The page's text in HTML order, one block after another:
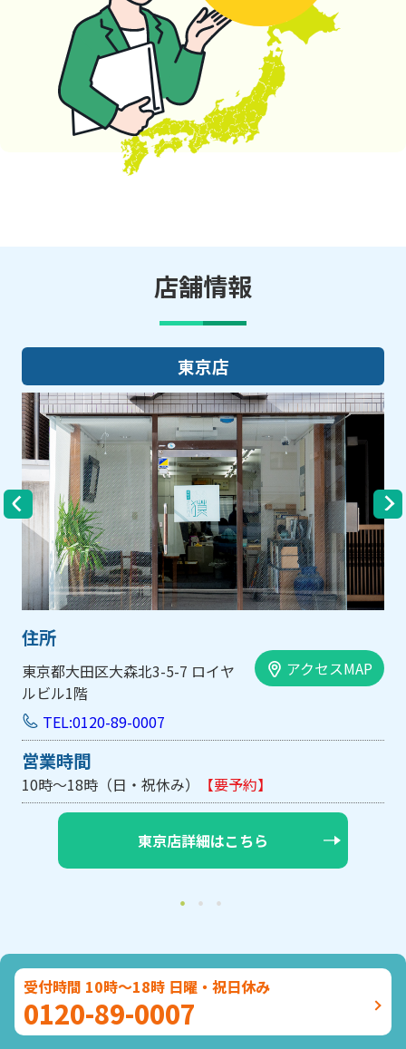
店舗情報
大阪店
住所
大阪市中央区内平野町1-1-5 西大
手前ビル103号
アクセスMAP
TEL:0120-89-0007
営業時間
10時～18時（日・祝休み/土曜は不定休）
大阪店詳細はこちら
受付時間 10時～18時 日曜・祝日休み
0120-89-0007